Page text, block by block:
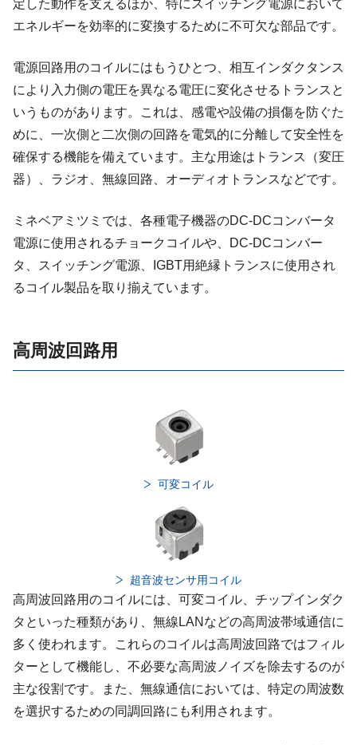
定した動作を支えるほか、特にスイッチング電源において
エネルギーを効率的に変換するために不可欠な部品です。
電源回路用のコイルにはもうひとつ、相互インダクタンス
により入力側の電圧を異なる電圧に変化させるトランスと
いうものがあります。これは、感電や設備の損傷を防ぐた
めに、一次側と二次側の回路を電気的に分離して安全性を
確保する機能を備えています。主な用途はトランス（変圧
器）、ラジオ、無線回路、オーディオトランスなどです。
ミネベアミツミでは、各種電子機器のDC-DCコンバータ
電源に使用されるチョークコイルや、DC‐DCコンバー
タ、スイッチング電源、IGBT用絶縁トランスに使用され
るコイル製品を取り揃えています。
高周波回路用
可変コイル
超音波センサ用コイル
高周波回路用のコイルには、可変コイル、チップインダク
タといった種類があり、無線LANなどの高周波帯域通信に
多く使われます。これらのコイルは高周波回路ではフィル
ターとして機能し、不必要な高周波ノイズを除去するのが
主な役割です。また、無線通信においては、特定の周波数
を選択するための同調回路にも利用されます。